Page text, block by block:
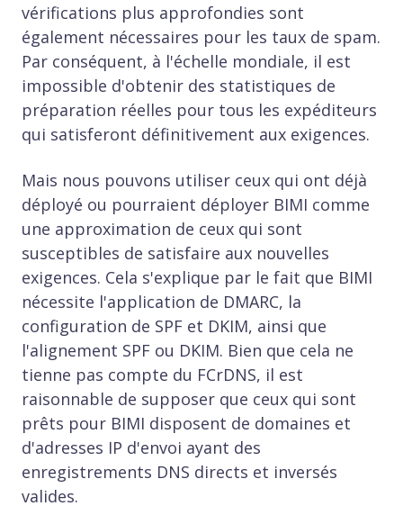
vérifications plus approfondies sont
également nécessaires pour les taux de spam.
Par conséquent, à l'échelle mondiale, il est
impossible d'obtenir des statistiques de
préparation réelles pour tous les expéditeurs
qui satisferont définitivement aux exigences.
Mais nous pouvons utiliser ceux qui ont déjà
déployé ou pourraient déployer BIMI comme
une approximation de ceux qui sont
susceptibles de satisfaire aux nouvelles
exigences. Cela s'explique par le fait que BIMI
nécessite l'application de DMARC, la
configuration de SPF et DKIM, ainsi que
l'alignement SPF ou DKIM. Bien que cela ne
tienne pas compte du FCrDNS, il est
raisonnable de supposer que ceux qui sont
prêts pour BIMI disposent de domaines et
d'adresses IP d'envoi ayant des
enregistrements DNS directs et inversés
valides.